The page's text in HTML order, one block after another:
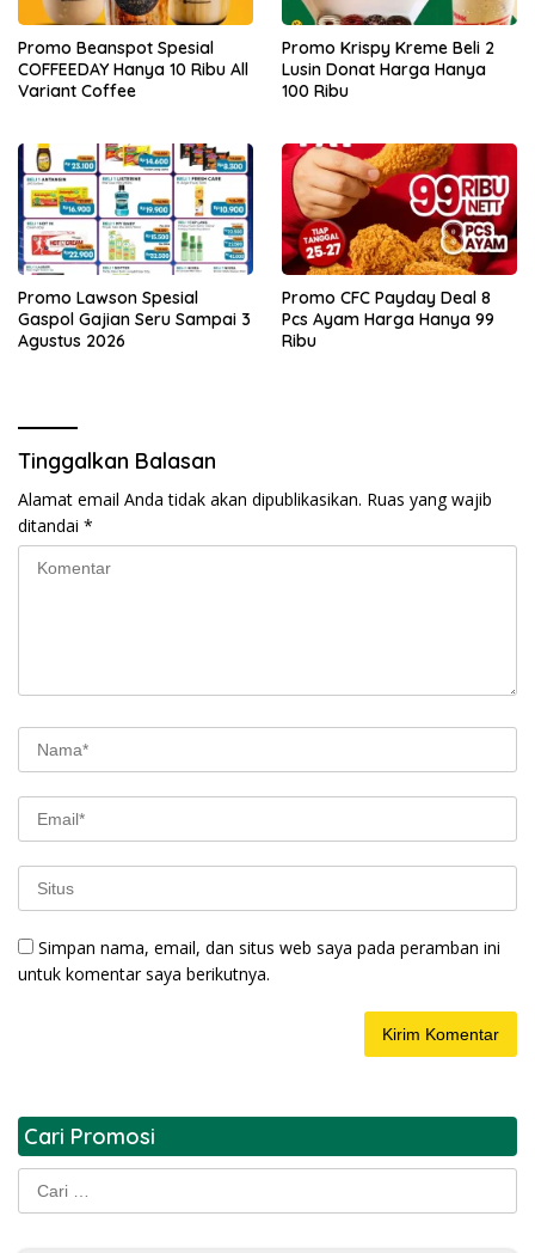
Promo Beanspot Spesial
COFFEEDAY Hanya 10 Ribu All
Variant Coffee
Promo Krispy Kreme Beli 2
Lusin Donat Harga Hanya
100 Ribu
Promo Lawson Spesial
Gaspol Gajian Seru Sampai 3
Agustus 2026
Promo CFC Payday Deal 8
Pcs Ayam Harga Hanya 99
Ribu
Tinggalkan Balasan
Alamat email Anda tidak akan dipublikasikan. Ruas yang wajib
ditandai *
Simpan nama, email, dan situs web saya pada peramban ini
untuk komentar saya berikutnya.
Cari Promosi
Cari
untuk: